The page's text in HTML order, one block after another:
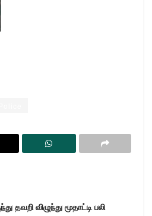
தவறி விழுந்து மூதாட்டி பலி